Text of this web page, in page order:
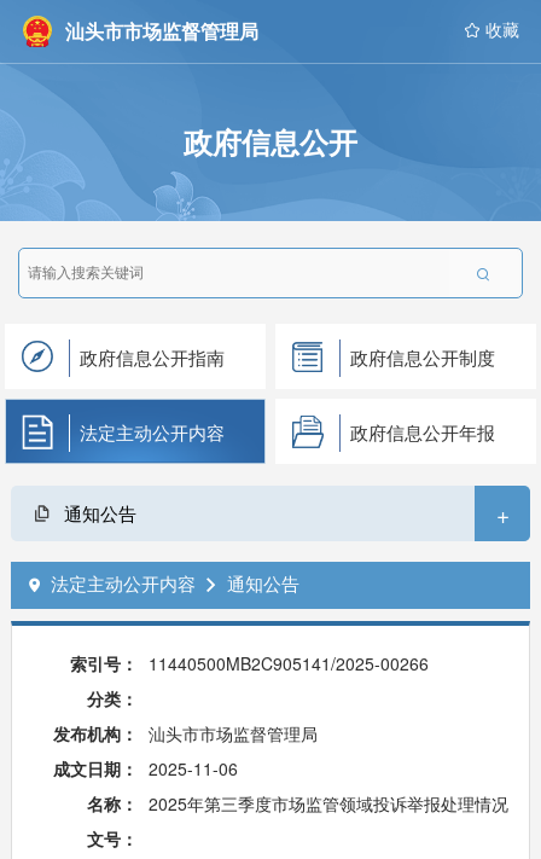
汕头市市场监督管理局  收藏
政府信息公开

政府信息公开指南 政府信息公开制度
法定主动公开内容 政府信息公开年报
通知公告 +
 法定主动公开内容  通知公告
索引号：
11440500MB2C905141/2025-00266
分类：
发布机构：
汕头市市场监督管理局
成文日期：
2025-11-06
名称：
2025年第三季度市场监管领域投诉举报处理情况
文号：